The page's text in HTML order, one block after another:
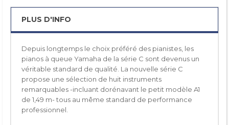
PLUS D'INFO
Depuis longtemps le choix préféré des pianistes, les
pianos à queue Yamaha de la série C sont devenus un
véritable standard de qualité. La nouvelle série C
propose une sélection de huit instruments
remarquables -incluant dorénavant le petit modèle A1
de 1,49 m- tous au même standard de performance
professionnel.